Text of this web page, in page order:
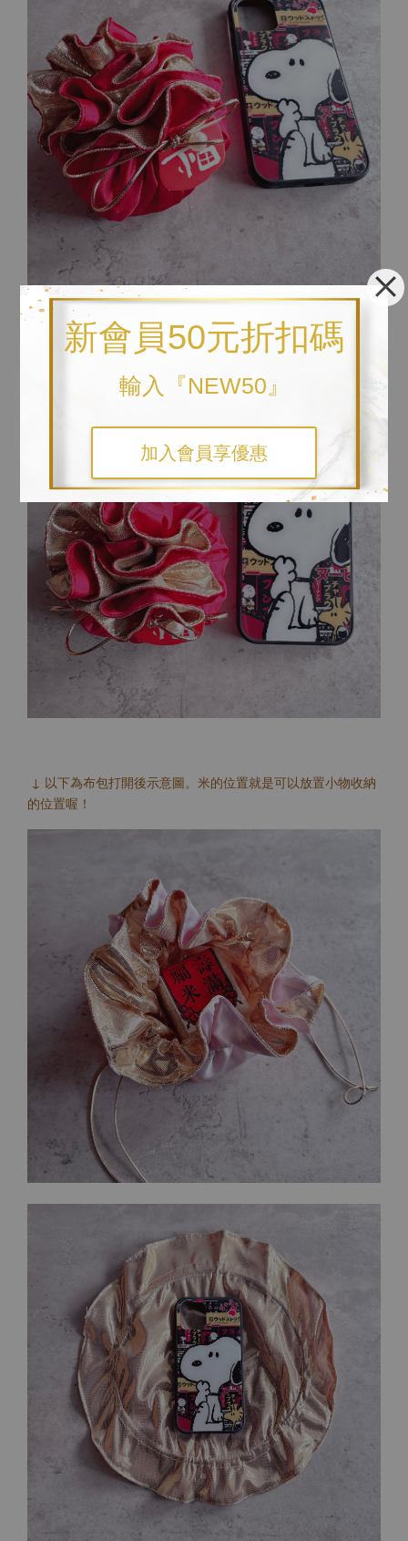
新會員50元折扣碼
輸入『NEW50』
加入會員享優惠
↓ 以下為與比例尺之對照圖。參考比例尺為iphone12pro手機
↓ 以下為布包打開後示意圖。米的位置就是可以放置小物收納
的位置喔！